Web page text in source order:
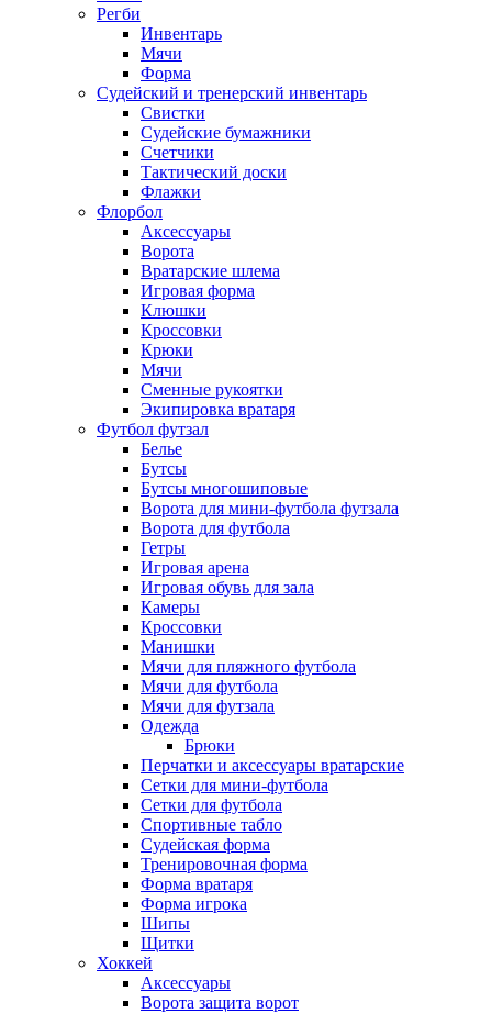
Регби
Инвентарь
Мячи
Форма
Судейский и тренерский инвентарь
Свистки
Судейские бумажники
Счетчики
Тактический доски
Флажки
Флорбол
Аксессуары
Ворота
Вратарские шлема
Игровая форма
Клюшки
Кроссовки
Крюки
Мячи
Сменные рукоятки
Экипировка вратаря
Футбол футзал
Белье
Бутсы
Бутсы многошиповые
Ворота для мини-футбола футзала
Ворота для футбола
Гетры
Игровая арена
Игровая обувь для зала
Камеры
Кроссовки
Манишки
Мячи для пляжного футбола
Мячи для футбола
Мячи для футзала
Одежда
Брюки
Перчатки и аксессуары вратарские
Сетки для мини-футбола
Сетки для футбола
Спортивные табло
Судейская форма
Тренировочная форма
Форма вратаря
Форма игрока
Шипы
Щитки
Хоккей
Аксессуары
Ворота защита ворот